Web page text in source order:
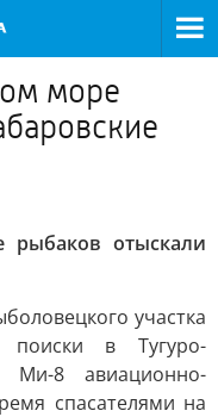
море
отыскали
участка
в Тугуро-
Ми-8 авиационно-
спасателями на